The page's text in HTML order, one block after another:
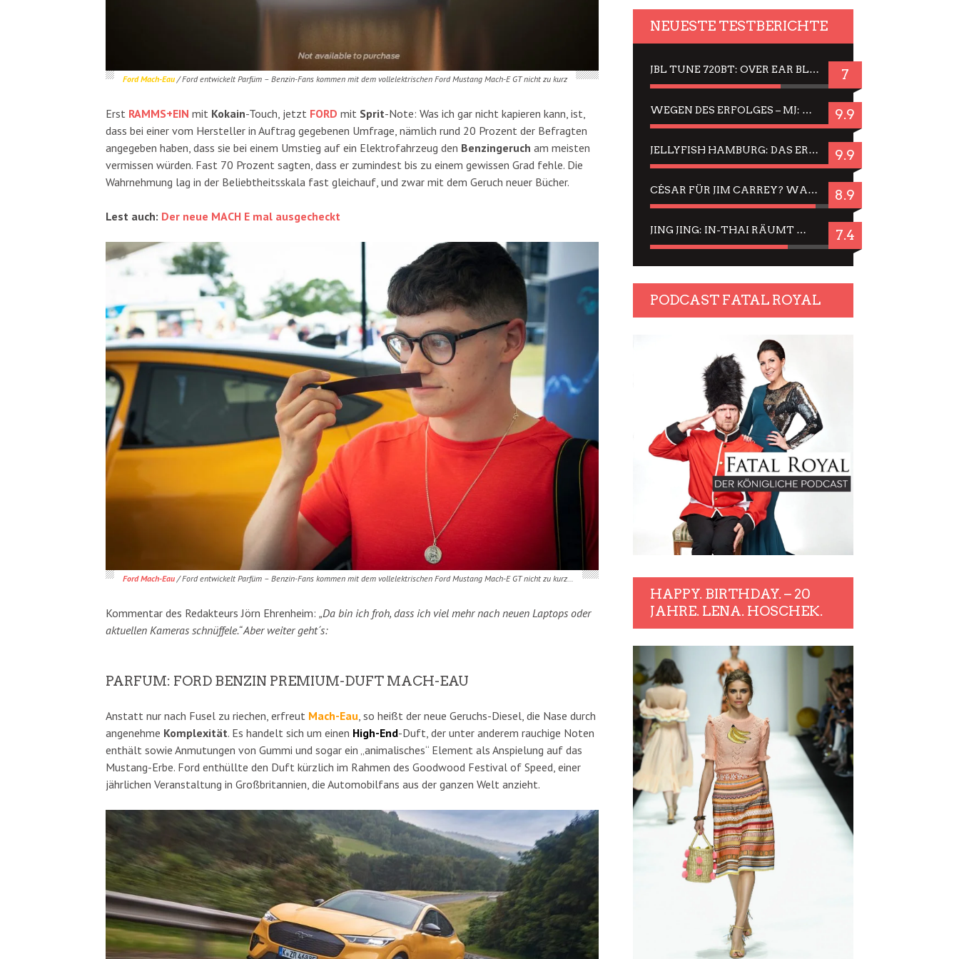
Ford Mach-Eau/ Ford entwickelt Parfüm – Benzin-Fans kommen mit dem vollelektrischen Ford Mustang Mach-E GT nicht zu kurz
Erst RAMMS+EIN mit Kokain-Touch, jetzt FORD mit Sprit-Note: Was ich gar nicht kapieren kann, ist,
dass bei einer vom Hersteller in Auftrag gegebenen Umfrage, nämlich rund 20 Prozent der Befragten
angegeben haben, dass sie bei einem Umstieg auf ein Elektrofahrzeug den Benzingeruch am meisten
vermissen würden. Fast 70 Prozent sagten, dass er zumindest bis zu einem gewissen Grad fehle. Die
Wahrnehmung lag in der Beliebtheitsskala fast gleichauf, und zwar mit dem Geruch neuer Bücher.
Lest auch: Der neue MACH E mal ausgecheckt
Ford Mach-Eau/ Ford entwickelt Parfüm – Benzin-Fans kommen mit dem vollelektrischen Ford Mustang Mach-E GT nicht zu kurz…
Kommentar des Redakteurs Jörn Ehrenheim: „Da bin ich froh, dass ich viel mehr nach neuen Laptops oder
aktuellen Kameras schnüffele.“ Aber weiter geht´s:
PARFUM: FORD BENZIN PREMIUM-DUFT MACH-EAU
Anstatt nur nach Fusel zu riechen, erfreut Mach-Eau, so heißt der neue Geruchs-Diesel, die Nase durch
angenehme Komplexität. Es handelt sich um einen High-End-Duft, der unter anderem rauchige Noten
enthält sowie Anmutungen von Gummi und sogar ein „animalisches“ Element als Anspielung auf das
Mustang-Erbe. Ford enthüllte den Duft kürzlich im Rahmen des Goodwood Festival of Speed, einer
jährlichen Veranstaltung in Großbritannien, die Automobilfans aus der ganzen Welt anzieht.
NEUESTE TESTBERICHTE
JBL TUNE 720BT: OVER EAR BLUETOOTH KOPFHÖRER UM DIE 50,-€ IM DAUER-TEST 7
WEGEN DES ERFOLGES – MJ: MICHAEL JACKSON MUSICAL IN EINER MATINEE SEHEN 9.9
JELLYFISH HAMBURG: DAS ERFOLGREICHE SOMMER-MENÜ 2025 IN GEFÜHLEN UND BILDERN 9.9
CÉSAR FÜR JIM CARREY? WARUM DAS EINER DER NERVIGSTEN ACTORS IST UND BLEIBT 8.9
JING JING: IN-THAI RÄUMT WIEDER TITEL AB – EIN ZWEI-STUNDEN-ERLEBNISBERICHT 7.4
PODCAST FATAL ROYAL
HAPPY. BIRTHDAY. – 20
JAHRE. LENA. HOSCHEK.